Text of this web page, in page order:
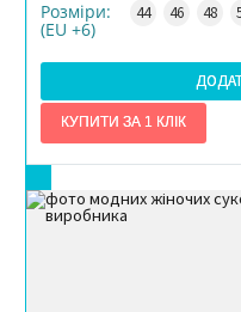
Тут будуть
Розміри:
(EU +6)
44 46 48
КІЛЬКІСТЬ